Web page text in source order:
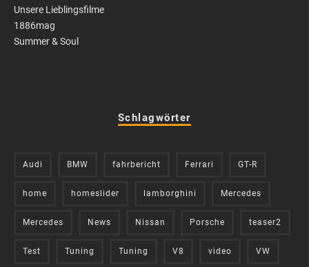
Unsere Lieblingsfilme
1886mag
Summer & Soul
Schlagwörter
Audi BMW fahrbericht Ferrari GT-R
home homeslider lamborghini Mercedes
Mercedes News Nissan Porsche teaser2
Test Tuning Tuning V8 video VW